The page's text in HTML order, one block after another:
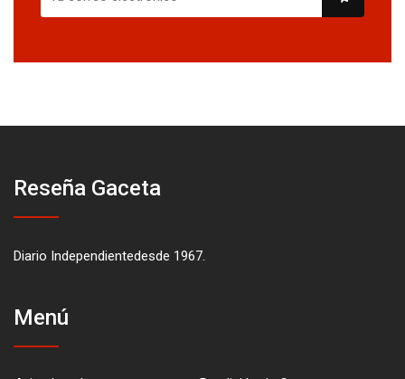
Reseña Gaceta
Diario Independientedesde 1967.
Menú